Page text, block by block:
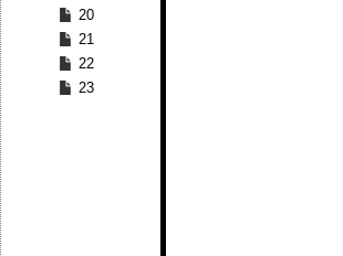
20
21
22
23